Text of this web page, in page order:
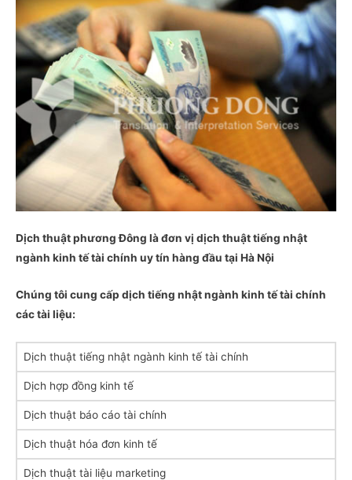
Dịch thuật phương Đông là đơn vị dịch thuật tiếng nhật
ngành kinh tế tài chính uy tín hàng đầu tại Hà Nội
Chúng tôi cung cấp dịch tiếng nhật ngành kinh tế tài chính
các tài liệu:
Dịch thuật tiếng nhật ngành kinh tế tài chính
Dịch hợp đồng kinh tế
Dịch thuật báo cáo tài chính
Dịch thuật hóa đơn kinh tế
Dịch thuật tài liệu marketing